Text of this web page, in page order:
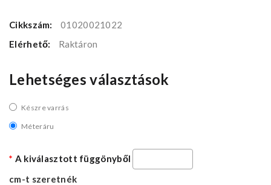
Cikkszám:
01020021022
Elérhető:
Raktáron
Lehetséges választások
Készre varrás
Méteráru
A kiválasztott függönyből
cm-t szeretnék